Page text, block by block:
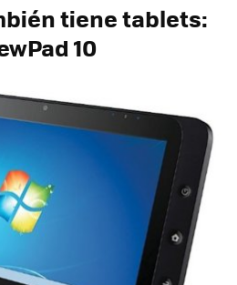
tiene tablets:
10